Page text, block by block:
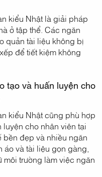
kiểu Nhật là giải pháp
ở tập thể. Các ngăn
quản tài liệu không bị
để tiết kiệm không
tạo và huấn luyện cho
kiểu Nhật cũng phù hợp
luyện cho nhân viên tại
bền đẹp và nhiều ngăn
và tài liệu gọn gàng,
trường làm việc ngăn